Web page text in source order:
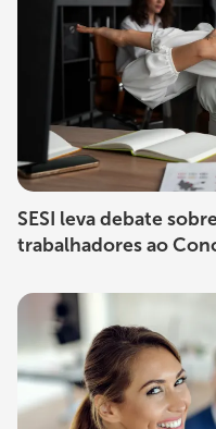
SESI leva debate
trabalhadores ao